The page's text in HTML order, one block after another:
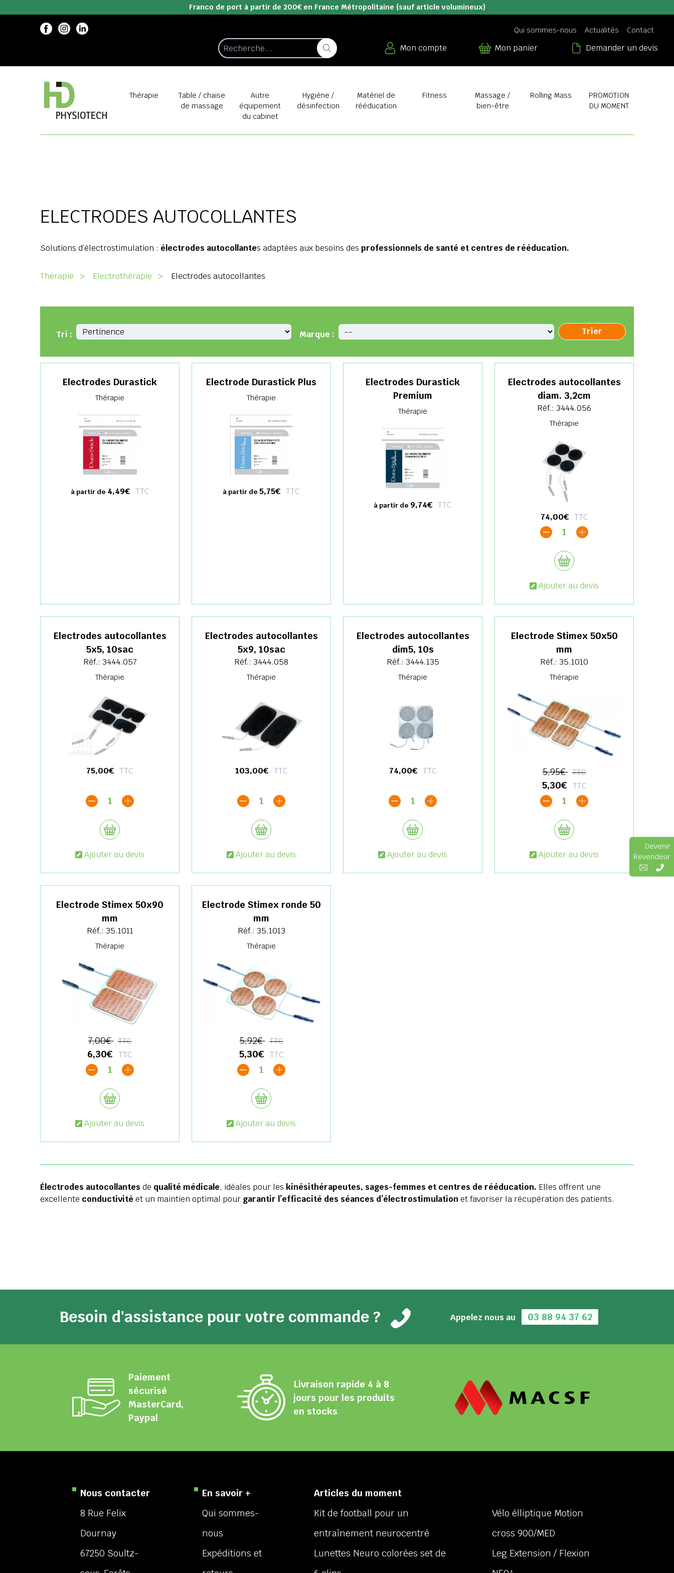
Franco de port à partir de 200€ en France Métropolitaine (sauf article volumineux)
Qui sommes-nous Actualités Contact
Mon compte Mon panier Demander un devis
Thérapie
Table / chaise
de massage
Autre
équipement
du cabinet
Hygiène /
désinfection
Matériel de
rééducation
Fitness
Massage /
bien-être
Rolling Mass
PROMOTION
DU MOMENT
ELECTRODES AUTOCOLLANTES
Solutions d’électrostimulation : électrodes autocollantes adaptées aux besoins des professionnels de santé et centres de rééducation.
Thérapie > Electrothérapie > Electrodes autocollantes
Tri : Marque :
Electrodes Durastick
Thérapie
à partir de4,49€ TTC
Electrode Durastick Plus
Thérapie
à partir de 5,75€ TTC
Electrodes Durastick
Premium
Thérapie
à partir de 9,74€ TTC
Electrodes autocollantes
diam. 3,2cm
Réf.: 3444.056
Thérapie
74,00€ TTC
1
Ajouter au devis
Electrodes autocollantes
5x5, 10sac
Réf.: 3444.057
Thérapie
75,00€ TTC
1
Ajouter au devis
Electrodes autocollantes
5x9, 10sac
Réf.: 3444.058
Thérapie
103,00€ TTC
1
Ajouter au devis
Electrodes autocollantes
dim5, 10s
Réf.: 3444.135
Thérapie
74,00€ TTC
1
Ajouter au devis
Electrode Stimex 50x50
mm
Réf.: 35.1010
Thérapie
5,95€ TTC
5,30€ TTC
1
Ajouter au devis
Electrode Stimex 50x90
mm
Réf.: 35.1011
Thérapie
7,00€ TTC
6,30€ TTC
1
Ajouter au devis
Electrode Stimex ronde 50
mm
Réf.: 35.1013
Thérapie
5,92€ TTC
5,30€ TTC
1
Ajouter au devis
Électrodes autocollantes de qualité médicale, idéales pour les kinésithérapeutes, sages-femmes et centres de rééducation. Elles offrent une
excellente conductivité et un maintien optimal pour garantir l’efficacité des séances d’électrostimulationet favoriser la récupération des patients.
Besoin d'assistance pour votre commande ? Appelez nous au 03 88 94 37 62
Devenir
Revendeur
Paiement
sécurisé
MasterCard,
Paypal
Livraison rapide 4 à 8
jours pour les produits
en stocks
Nous contacter
8 Rue Felix
Dournay
67250 Soultz-
En savoir +
Qui sommes-
nous
Expéditions et
Articles du moment
Kit de football pour un
entraînement neurocentré
Lunettes Neuro colorées set de
Vélo élliptique Motion
cross 900/MED
Leg Extension / Flexion